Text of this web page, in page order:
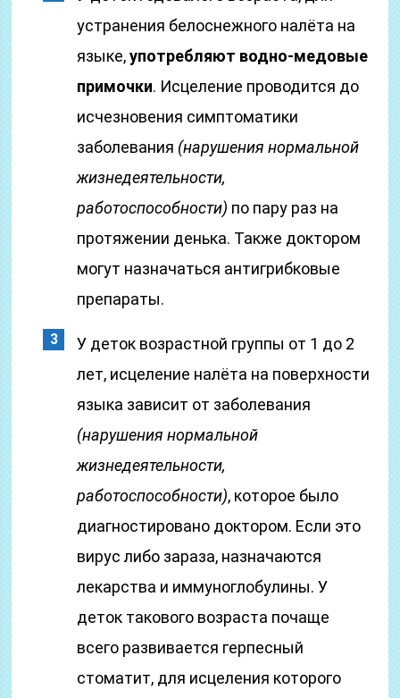
устранения белоснежного налёта на
языке,употребляют водно-медовые
примочки. Исцеление проводится до
исчезновения симптоматики
заболевания (нарушения нормальной
жизнедеятельности,
работоспособности) по пару раз на
протяжении денька. Также доктором
могут назначаться антигрибковые
препараты.
У деток возрастной группы от 1 до 2
лет, исцеление налёта на поверхности
языка зависит от заболевания
(нарушения нормальной
жизнедеятельности,
работоспособности), которое было
диагностировано доктором. Если это
вирус либо зараза, назначаются
лекарства и иммуноглобулины. У
деток такового возраста почаще
всего развивается герпесный
стоматит, для исцеления которого